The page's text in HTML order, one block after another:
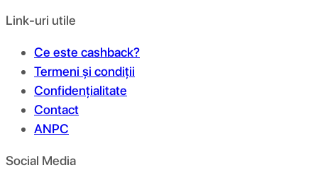
Link-uri utile
Ce este cashback?
Termeni și condiții
Confidențialitate
Contact
ANPC
Social Media